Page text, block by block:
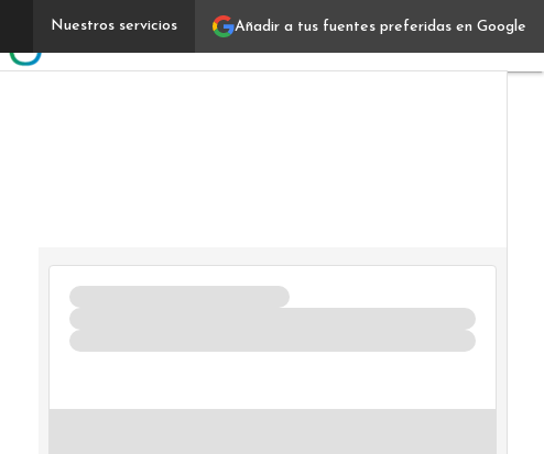
Añadir a tus fuentes preferidas en Google
Nuestros servicios
ESG y EUDR en el agro argentino: qué